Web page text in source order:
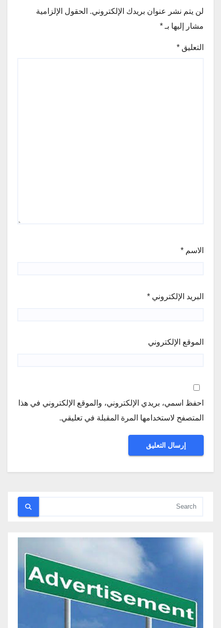
لن يتم نشر عنوان بريدك الإلكتروني. الحقول الإلزامية
مشار إليها بـ *
التعليق *
الاسم *
البريد الإلكتروني *
الموقع الإلكتروني
احفظ اسمي، بريدي الإلكتروني، والموقع الإلكتروني في هذا
المتصفح لاستخدامها المرة المقبلة في تعليقي.